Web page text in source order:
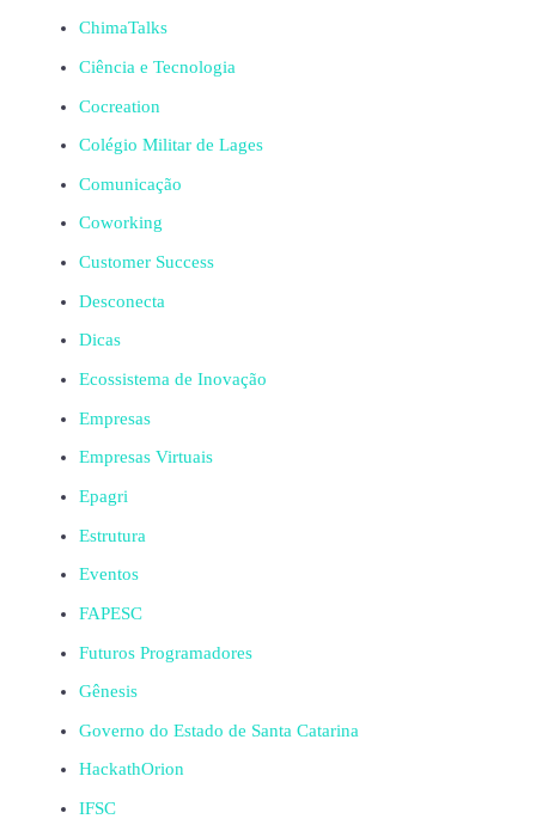
ChimaTalks
Ciência e Tecnologia
Cocreation
Colégio Militar de Lages
Comunicação
Coworking
Customer Success
Desconecta
Dicas
Ecossistema de Inovação
Empresas
Empresas Virtuais
Epagri
Estrutura
Eventos
FAPESC
Futuros Programadores
Gênesis
Governo do Estado de Santa Catarina
HackathOrion
IFSC